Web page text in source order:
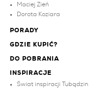
Maciej Zień
Dorota Koziara
PORADY
GDZIE KUPIĆ?
DO POBRANIA
INSPIRACJE
Świat inspiracji Tubądzin